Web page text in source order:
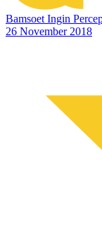
Bamsoet Ingin
26 November 2018